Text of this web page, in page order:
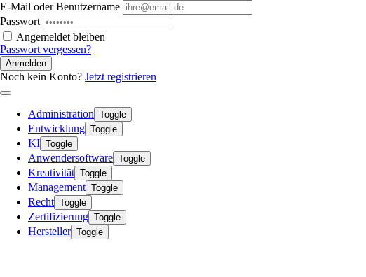
E-Mail oder Benutzername
Passwort
Angemeldet bleiben
Passwort vergessen?
Anmelden
Noch kein Konto? Jetzt registrieren
Administration Toggle
Entwicklung Toggle
KI Toggle
Anwendersoftware Toggle
Kreativität Toggle
Management Toggle
Recht Toggle
Zertifizierung Toggle
Hersteller Toggle